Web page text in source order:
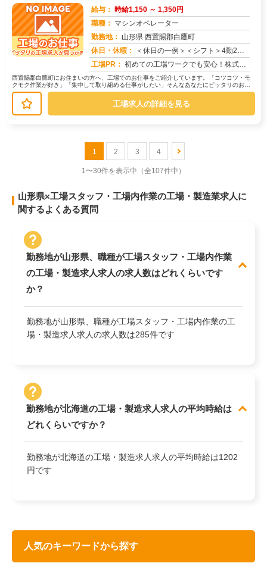
給与： 時給1,150 ～ 1,350円
職種： マシンオペレーター
勤務地： 山形県 西置賜郡白鷹町
休日・休暇：
＜休日の一例＞＜シフト＞4勤2休＜休日＞工場カレンダーによる★長期休暇あり★有給休暇あり※配属先により休日・勤務形...
工場PR： 初めての工場ワークでも安心！株式会社京栄センターなら、全国各地の豊富なお仕事の中から、あなたにぴったりの環境が見つ...
西置賜郡白鷹町にお住まいの方へ、工場でのお仕事をご紹介しています。「コツコツ・モ
クモク作業が好き」「集中して取り組める仕事がしたい」そんなあなたにピッタリのお仕
事を、京栄センターがご紹介します。...
工場求人の詳細を見る
1 2 3 4
1〜30件を表示中 （全107件中）
山形県×工場スタッフ・工場内作業の工場・製造業求人に
関するよくある質問
勤務地が山形県、職種が工場スタッフ・工場内作業
の工場・製造求人求人の求人数はどれくらいです
か？
勤務地が山形県、職種が工場スタッフ・工場内作業の工
場・製造求人求人の求人数は285件です
勤務地が北海道の工場・製造求人求人の平均時給は
どれくらいですか？
勤務地が北海道の工場・製造求人求人の平均時給は1202
円です
人気のキーワードから探す